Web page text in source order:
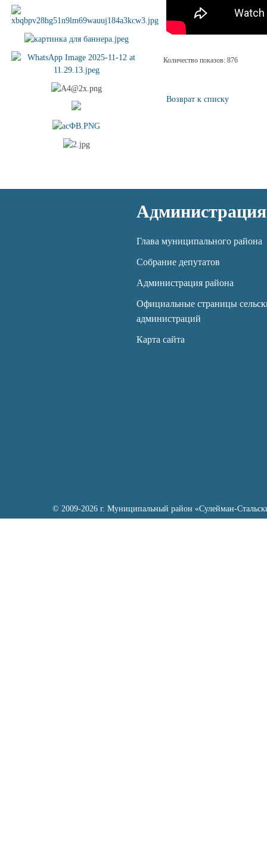
Количество показов: 876
Возврат к списку
Администрация
Глава муниципального района
Собрание депутатов
Администрация района
Официальные страницы
администраций
Карта сайта
© 2009-2026 г. Муниципальный район «Сулейман-